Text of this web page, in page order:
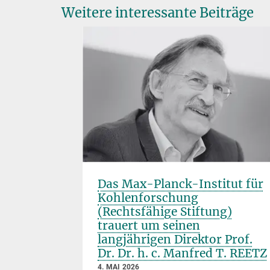
Weitere interessante Beiträge
Das Max-Planck-Institut für
Kohlenforschung
(Rechtsfähige Stiftung)
trauert um seinen
langjährigen Direktor Prof.
Dr. Dr. h. c. Manfred T. REETZ
4. MAI 2026